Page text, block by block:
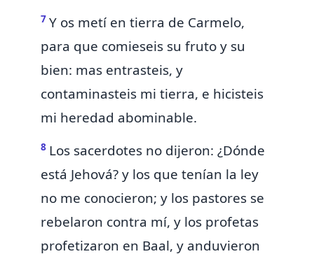
7 Y os metí en tierra de Carmelo,
para que comieseis su fruto y su
bien: mas entrasteis, y
contaminasteis mi tierra, e hicisteis
mi heredad abominable.
8 Los sacerdotes no dijeron: ¿Dónde
está Jehová? y los que tenían la ley
no me conocieron; y los pastores se
rebelaron contra mí, y los profetas
profetizaron en Baal, y anduvieron